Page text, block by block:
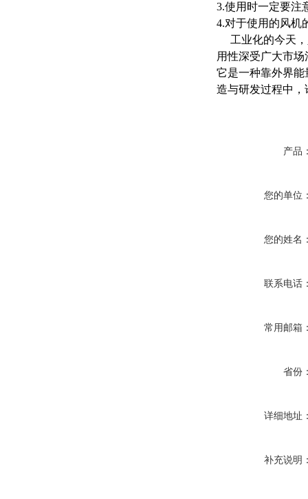
3.使用时一定要注
4.对于使用的风机
工业化的今天，
用性深受广大市
它是一种靠外界
造与研发过程中
产品
您的单位
您的姓名
联系电话
常用邮箱
省份
详细地址
补充说明